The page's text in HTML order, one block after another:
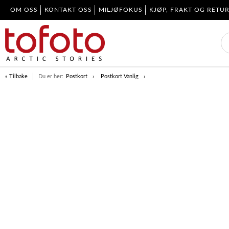
OM OSS KONTAKT OSS MILJØFOKUS KJØP, FRAKT OG RETUR
« Tilbake Du er her: Postkort Postkort Vanlig